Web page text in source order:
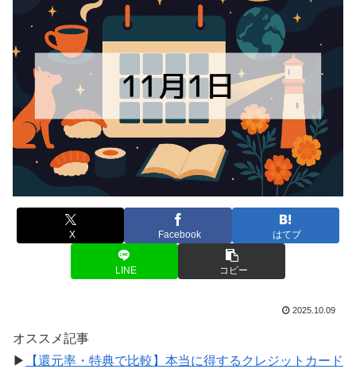
X Facebook はてブ
LINE コピー
2025.10.09
オススメ記事
▶
【還元率・特典で比較】本当に得するクレジットカード